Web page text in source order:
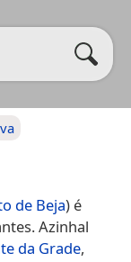
de Beja) é
Azinhal
da Grade,